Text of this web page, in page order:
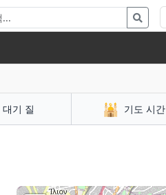
대기 질 🕌 기도 시간